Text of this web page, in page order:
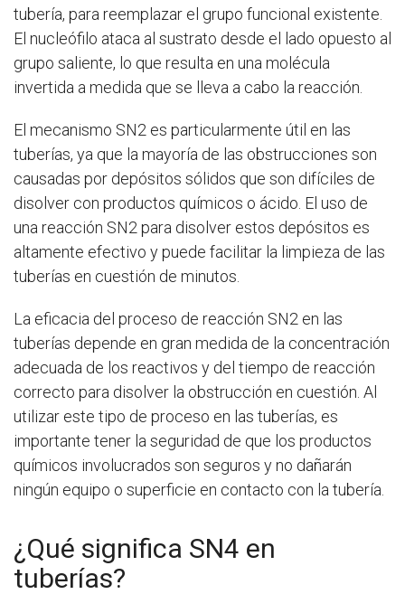
tubería, para reemplazar el grupo funcional existente.
El nucleófilo ataca al sustrato desde el lado opuesto al
grupo saliente, lo que resulta en una molécula
invertida a medida que se lleva a cabo la reacción.
El mecanismo SN2 es particularmente útil en las
tuberías, ya que la mayoría de las obstrucciones son
causadas por depósitos sólidos que son difíciles de
disolver con productos químicos o ácido. El uso de
una reacción SN2 para disolver estos depósitos es
altamente efectivo y puede facilitar la limpieza de las
tuberías en cuestión de minutos.
La eficacia del proceso de reacción SN2 en las
tuberías depende en gran medida de la concentración
adecuada de los reactivos y del tiempo de reacción
correcto para disolver la obstrucción en cuestión. Al
utilizar este tipo de proceso en las tuberías, es
importante tener la seguridad de que los productos
químicos involucrados son seguros y no dañarán
ningún equipo o superficie en contacto con la tubería.
¿Qué significa SN4 en
tuberías?